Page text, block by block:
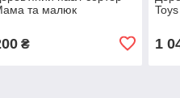
та малюк
₴ 1